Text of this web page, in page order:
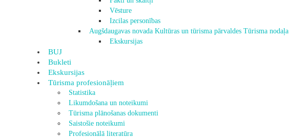
Vēsture
Izcilas personības
Augšdaugavas novada Kultūras un tūrisma pārvaldes Tūrisma nodaļa
Ekskursijas
BUJ
Bukleti
Ekskursijas
Tūrisma profesionāļiem
Statistika
Likumdošana un noteikumi
Tūrisma plānošanas dokumenti
Saistošie noteikumi
Profesionālā literatūra